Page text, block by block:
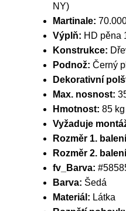
NY)
Martinale:
Výplň: HD pěna
Konstrukce:
Podnož: Černý
Dekorativní
Max. nosnost:
Hmotnost: 85 kg
Vyžaduje
Rozměr 1.
Rozměr 2.
fv_Barva:
Barva: Šedá
Materiál: Látka